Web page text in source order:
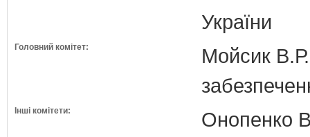
України
Головний комітет:
Мойсик В.Р.
Інші комітети:
Онопенко